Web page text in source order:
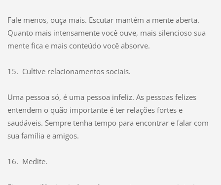
Fale menos, ouça mais. Escutar mantém a mente aberta.
Quanto mais intensamente você ouve, mais silencioso sua
mente fica e mais conteúdo você absorve.
15. Cultive relacionamentos sociais.
Uma pessoa só, é uma pessoa infeliz. As pessoas felizes
entendem o quão importante é ter relações fortes e
saudáveis. Sempre tenha tempo para encontrar e falar com
sua família e amigos.
16. Medite.